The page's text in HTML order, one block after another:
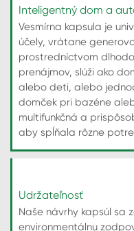
Inteligentný dom a
Vesmírna kapsula je
účely, vrátane
prostredníctvom
prenájmov, slúži ako
alebo deti, alebo
domček pri bazéne
multifunkčná a
aby spĺňala rôzne
Udržateľnosť
Naše návrhy kapsúl sa
environmentálnu